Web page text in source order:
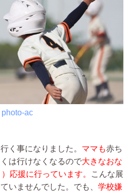
photo-ac
く事になりました。 ママも赤ち
は行けなくなるので大きなおな
応援に行っています。
こんな展
いませんでした。でも、 学校嫌